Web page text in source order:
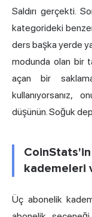
Saldırı gerçekti.
kategorideki benzer
ders başka yerde
modunda olan bir
açan bir
kullanıyorsanız,
düşünün. Soğuk
kademeleri
Üç abonelik